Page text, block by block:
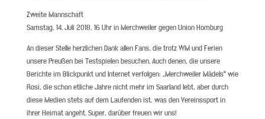
Zweite Mannschaft
Samstag, 14. Juli 2018, 16 Uhr in Merchweiler gegen Union Homburg
An dieser Stelle herzlichen Dank allen Fans, die trotz WM und Ferien
unsere Preußen bei Testspielen besuchen. Auch denen, die unsere
Berichte im Blickpunkt und Internet verfolgen: „Merchweiler Mädels“ wie
Rosi, die schon etliche Jahre nicht mehr im Saarland lebt, aber durch
diese Medien stets auf dem Laufenden ist, was den Vereinssport in
ihrer Heimat angeht. Super, darüber freuen wir uns!